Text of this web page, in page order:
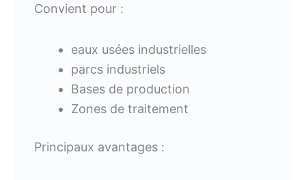
Convient pour :
eaux usées industrielles
parcs industriels
Bases de production
Zones de traitement
Principaux avantages :